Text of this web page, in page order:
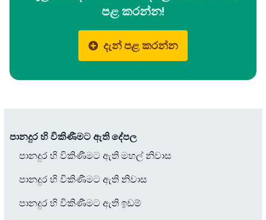
පළ කරන්න!
දැන් පළ කරන්න
පානදුර හි විකිණීමට ඇති දේපල
පානදුර හි විකිණීමට ඇති මහල් නිවාස
පානදුර හි විකිණීමට ඇති නිවාස
පානදුර හි විකිණීමට ඇති ඉඩම්